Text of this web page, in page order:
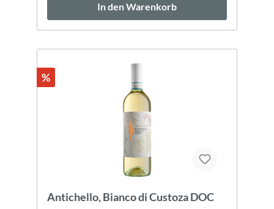
In den Warenkorb
%
Antichello, Bianco di Custoza DOC